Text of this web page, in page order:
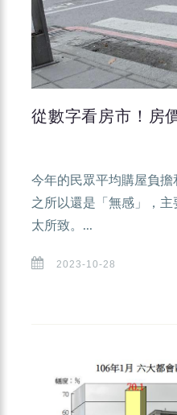
從數字看房市！房
今年的民眾平均購屋負
之所以還是「無感」，
太所致。...
2023-10-28